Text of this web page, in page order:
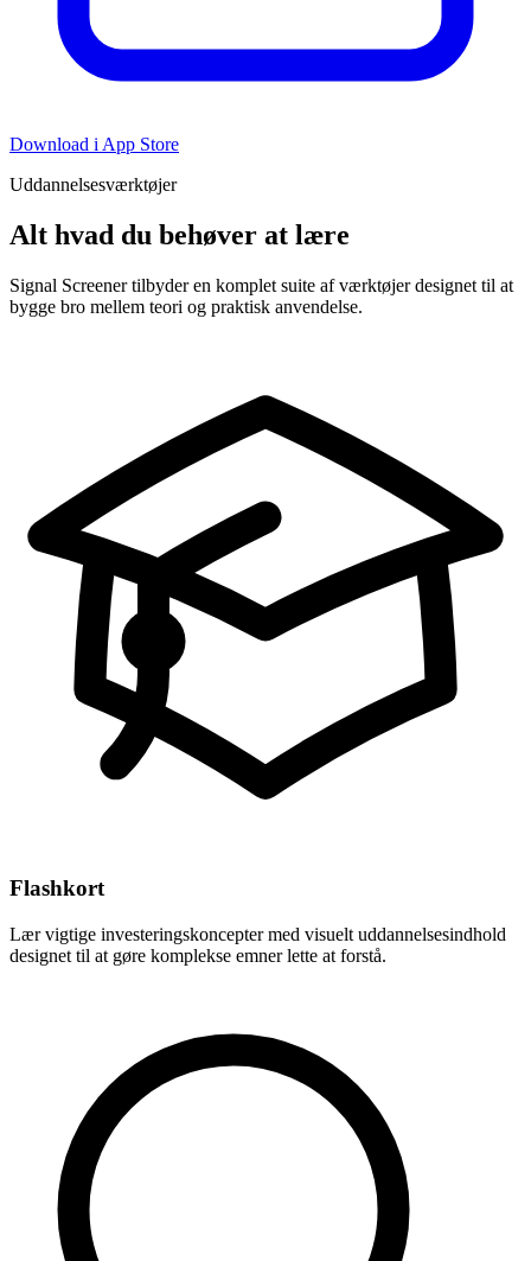
Download i App Store
Uddannelsesværktøjer
Alt hvad du behøver at lære
Signal Screener tilbyder en komplet suite af værktøjer designet til at
bygge bro mellem teori og praktisk anvendelse.
Flashkort
Lær vigtige investeringskoncepter med visuelt uddannelsesindhold
designet til at gøre komplekse emner lette at forstå.